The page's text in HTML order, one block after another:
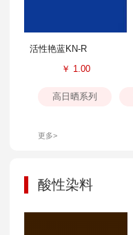
活性艳蓝KN-R
￥ 1.00
高日晒系列
更多>
酸性染料